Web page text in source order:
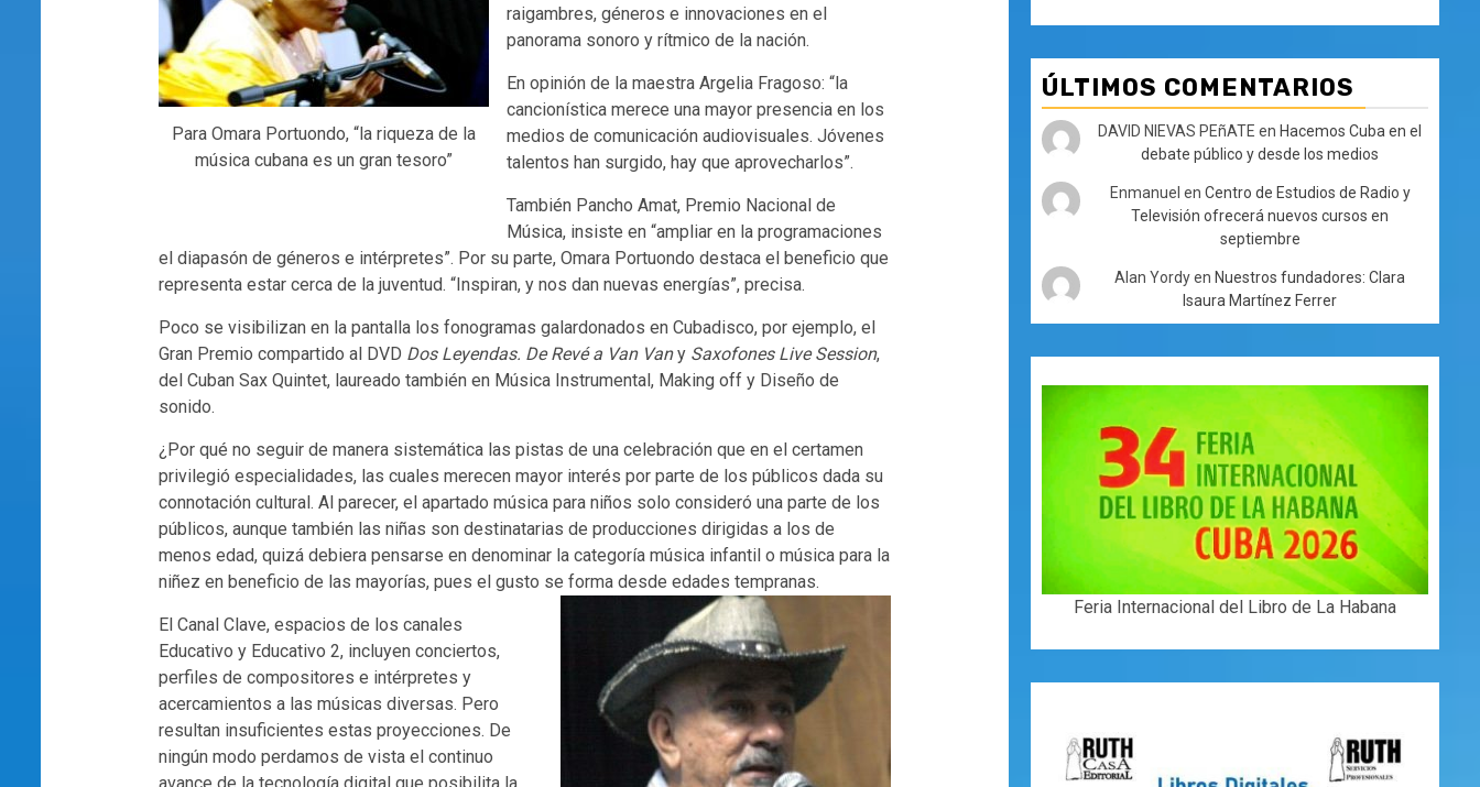
Para Omara Portuondo, “la riqueza de la
música cubana es un gran tesoro”
raigambres, géneros e innovaciones en el
panorama sonoro y rítmico de la nación.
En opinión de la maestra Argelia Fragoso: “la
cancionística merece una mayor presencia en los
medios de comunicación audiovisuales. Jóvenes
talentos han surgido, hay que aprovecharlos”.
También Pancho Amat, Premio Nacional de
Música, insiste en “ampliar en la programaciones
el diapasón de géneros e intérpretes”. Por su parte, Omara Portuondo destaca el beneficio que
representa estar cerca de la juventud. “Inspiran, y nos dan nuevas energías”, precisa.
Poco se visibilizan en la pantalla los fonogramas galardonados en Cubadisco, por ejemplo, el
Gran Premio compartido al DVD Dos Leyendas. De Revé a Van Vany Saxofones Live Session,
del Cuban Sax Quintet, laureado también en Música Instrumental, Making off y Diseño de
sonido.
¿Por qué no seguir de manera sistemática las pistas de una celebración que en el certamen
privilegió especialidades, las cuales merecen mayor interés por parte de los públicos dada su
connotación cultural. Al parecer, el apartado música para niños solo consideró una parte de los
públicos, aunque también las niñas son destinatarias de producciones dirigidas a los de
menos edad, quizá debiera pensarse en denominar la categoría música infantil o música para la
niñez en beneficio de las mayorías, pues el gusto se forma desde edades tempranas.
El Canal Clave, espacios de los canales
Educativo y Educativo 2, incluyen conciertos,
perfiles de compositores e intérpretes y
acercamientos a las músicas diversas. Pero
resultan insuficientes estas proyecciones. De
ningún modo perdamos de vista el continuo
ÚLTIMOS COMENTARIOS
DAVID NIEVAS PEñATE en Hacemos Cuba en el
debate público y desde los medios
Enmanuel en Centro de Estudios de Radio y
Televisión ofrecerá nuevos cursos en
septiembre
Alan Yordyen Nuestros fundadores: Clara
Isaura Martínez Ferrer
Feria Internacional del Libro de La Habana